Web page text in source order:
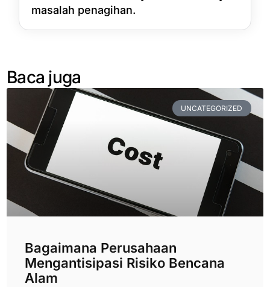
masalah penagihan.
Baca juga
UNCATEGORIZED
Bagaimana Perusahaan
Mengantisipasi Risiko Bencana
Alam